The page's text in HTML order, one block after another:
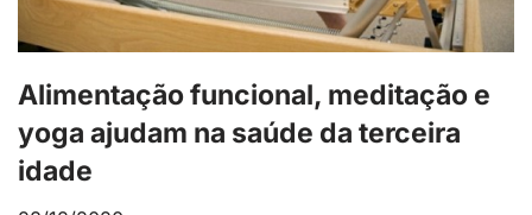
Alimentação funcional, meditação e
yoga ajudam na saúde da terceira
idade